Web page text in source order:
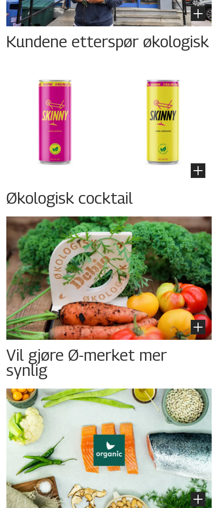
Kundene etterspør økologisk
Økologisk cocktail
Vil gjøre Ø-merket mer
synlig